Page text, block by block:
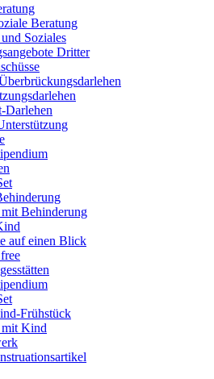
Beratung
Soziales
Dritter
Darlehen
Behinderung
auf einen Blick
Frühstück
mit Kind